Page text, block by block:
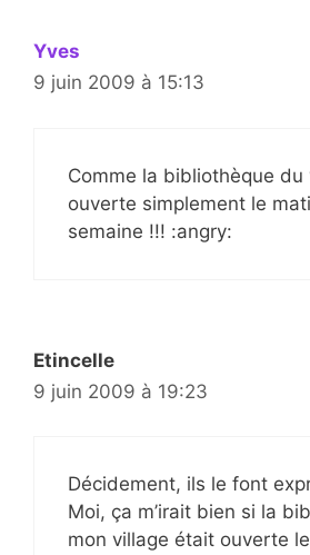
Yves
9 juin 2009 à 15:13
Comme la bibliothèque du
ouverte simplement le
semaine !!! :angry:
Etincelle
9 juin 2009 à 19:23
Décidement, ils le font
Moi, ça m’irait bien si la
mon village était ouverte